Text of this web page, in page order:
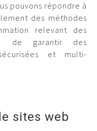
pouvons répondre à
des méthodes
relevant des
de garantir des
et multi-
sites web